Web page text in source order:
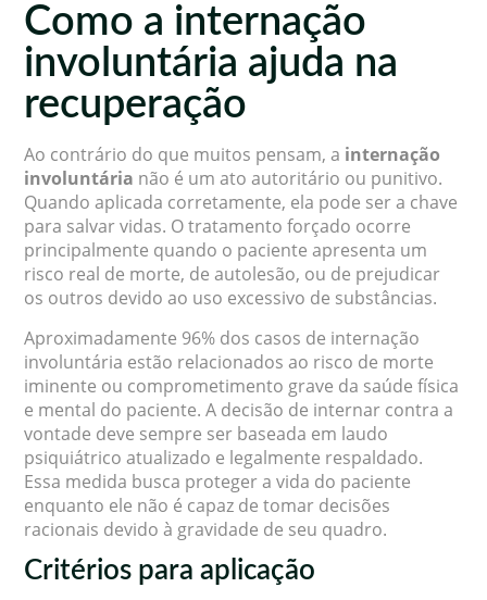
Como a internação
involuntária ajuda na
recuperação
Ao contrário do que muitos pensam, a internação
involuntária não é um ato autoritário ou punitivo.
Quando aplicada corretamente, ela pode ser a chave
para salvar vidas. O tratamento forçado ocorre
principalmente quando o paciente apresenta um
risco real de morte, de autolesão, ou de prejudicar
os outros devido ao uso excessivo de substâncias.
Aproximadamente 96% dos casos de internação
involuntária estão relacionados ao risco de morte
iminente ou comprometimento grave da saúde física
e mental do paciente. A decisão de internar contra a
vontade deve sempre ser baseada em laudo
psiquiátrico atualizado e legalmente respaldado.
Essa medida busca proteger a vida do paciente
enquanto ele não é capaz de tomar decisões
racionais devido à gravidade de seu quadro.
Critérios para aplicação